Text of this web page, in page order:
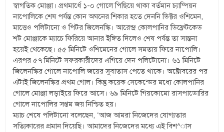
স্বাগতিক মোঞ্জা। প্রথমার্ধে ১-০ গোলে পিছিয়ে থাকা বর্তমান চ্যাম্পিয়ন
নাপোলিকে শেষ পর্যন্ত কোন অঘনের শিকার হতে দেননি ভিক্টর ওশিমেন,
মাত্তেও পলিটানো ও পিটর জিলেনস্কি। আরেন্দ্র কোলপানির ডিফ্লেটকেড
শট মোঞ্জাকে ম্যাচে ফিরিয়ে আনার ইঙ্গিত দিলেও শেষ পর্যন্ত তা সান্তনা
হয়েই থেকেছে। ৫৫ মিনিটে ওশিমেনের গোলে সমতায় ফিরে নাপোলি।
এরপর ৫৭ মিনিটে সফরকারীদের এগিয়ে দেন পলিটোনো। ৬১ মিনিটে
জিলেনস্কির গোলে নাপোলি জয়ের সুবাতাস পেতে থাকে। অক্টোবরের পর
এটাই জিলেনস্কির প্রথম গোল। কিন্তু কয়েক সেকেন্ডের মধ্যে কোলপানির
গোলে মোঞ্জা লড়াইয়ে ফিরে আসে। ৬৯ মিনিটে গিয়কোমো রাসপাডোরির
গোলে নাপোলির সপ্তম জয় নিশ্চিত হয়।
ম্যাচ শেষে পলিটানো বলেছেন, ‘আজ আমরা নিজেদের যোগ্যতার
সত্যিকারের প্রমান দিয়েছি। আমাদের নিজেদের মধ্যে এই বিশ^াস